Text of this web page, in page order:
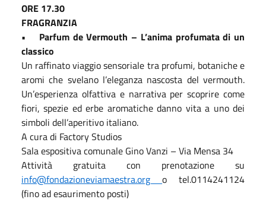
ORE 17.30
FRAGRANZIA
• Parfum de Vermouth – L’anima profumata di un
classico
Un raffinato viaggio sensoriale tra profumi, botaniche e
aromi che svelano l’eleganza nascosta del vermouth.
Un’esperienza olfattiva e narrativa per scoprire come
fiori, spezie ed erbe aromatiche danno vita a uno dei
simboli dell’aperitivo italiano.
A cura di Factory Studios
Sala espositiva comunale Gino Vanzi – Via Mensa 34
Attività gratuita con prenotazione su
info@fondazioneviamaestra.org o tel.0114241124
(fino ad esaurimento posti)